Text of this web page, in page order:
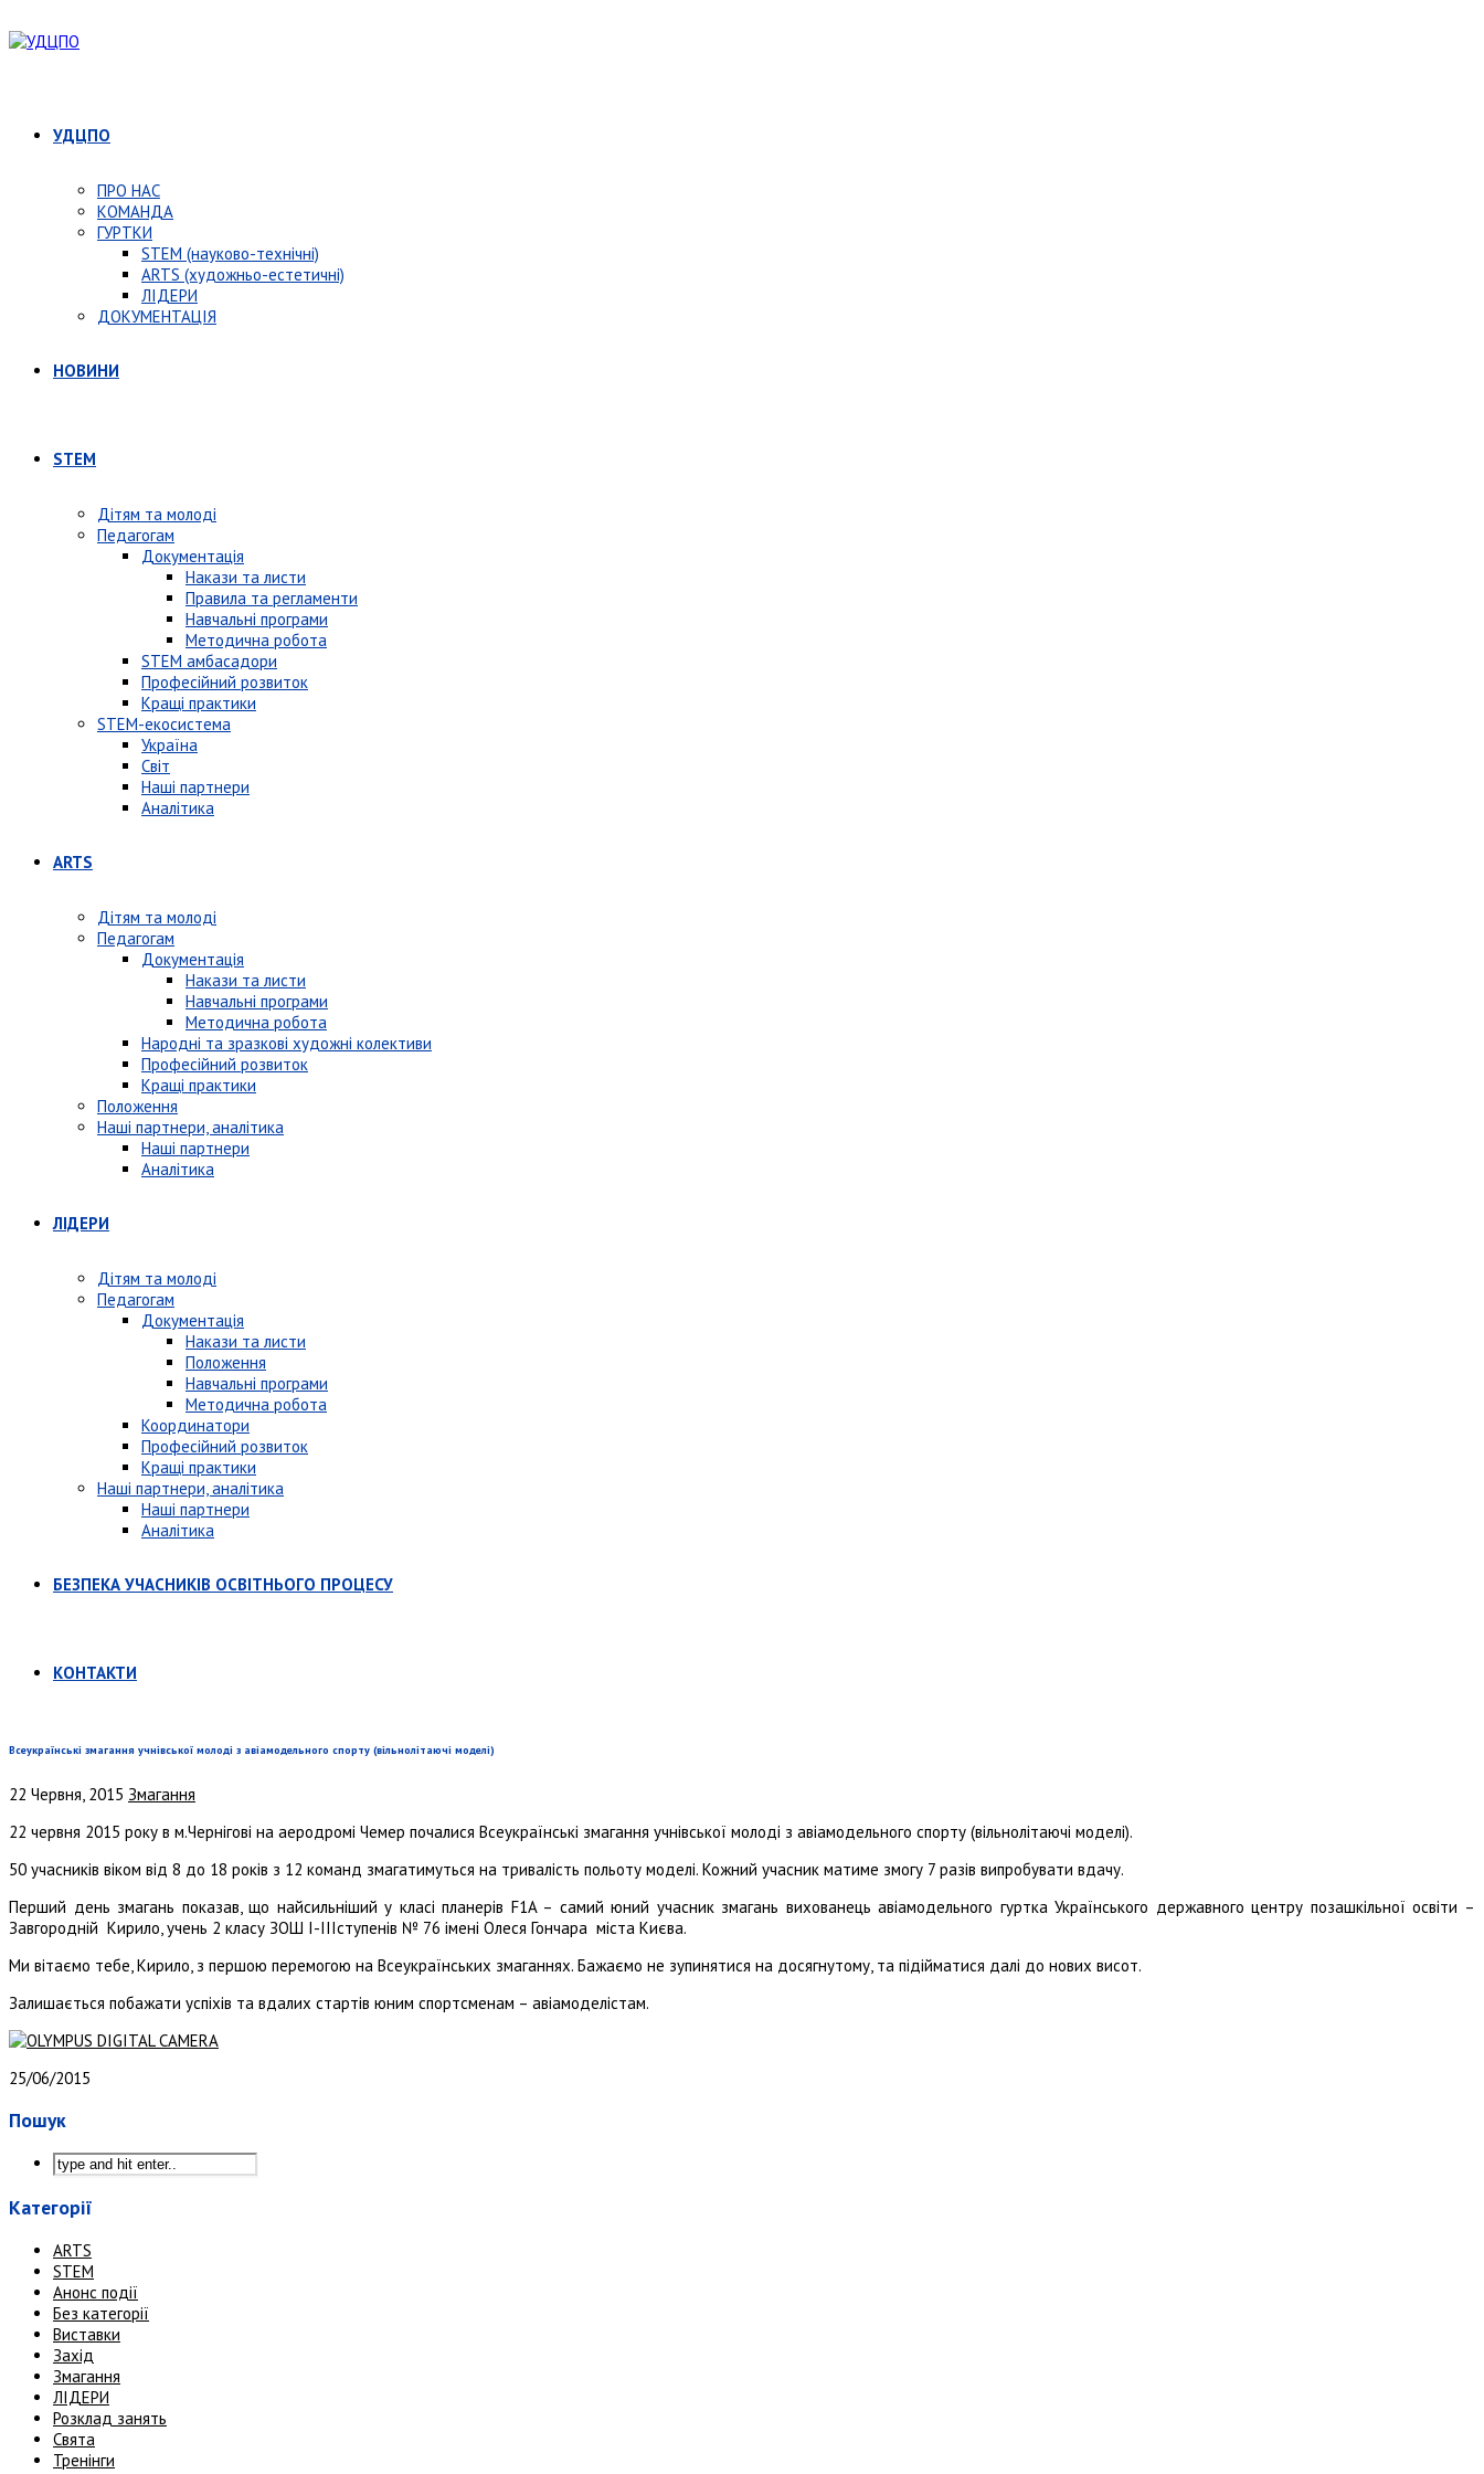
УДЦПО
ПРО НАС
КОМАНДА
ГУРТКИ
STEM (науково-технічні)
ARTS (художньо-естетичні)
ЛІДЕРИ
ДОКУМЕНТАЦІЯ
НОВИНИ
STEM
Дітям та молоді
Педагогам
Документація
Накази та листи
Правила та регламенти
Навчальні програми
Методична робота
STEM амбасадори
Професійний розвиток
Кращі практики
STEM-екосистема
Україна
Світ
Наші партнери
Аналітика
ARTS
Дітям та молоді
Педагогам
Документація
Накази та листи
Навчальні програми
Методична робота
Народні та зразкові художні колективи
Професійний розвиток
Кращі практики
Положення
Наші партнери, аналітика
Наші партнери
Аналітика
ЛІДЕРИ
Дітям та молоді
Педагогам
Документація
Накази та листи
Положення
Навчальні програми
Методична робота
Координатори
Професійний розвиток
Кращі практики
Наші партнери, аналітика
Наші партнери
Аналітика
БЕЗПЕКА УЧАСНИКІВ ОСВІТНЬОГО ПРОЦЕСУ
КОНТАКТИ
Всеукраїнські змагання учнівської молоді з авіамодельного спорту (вільнолітаючі моделі)
22 Червня, 2015 Змагання
22 червня 2015 року в м.Чернігові на аеродромі Чемер почалися Всеукраїнські змагання учнівської молоді з авіамодельного спорту (вільнолітаючі моделі).
50 учасників віком від 8 до 18 років з 12 команд змагатимуться на тривалість польоту моделі. Кожний учасник матиме змогу 7 разів випробувати вдачу.
Перший день змагань показав, що найсильніший у класі планерів F1A – самий юний учасник змагань вихованець авіамодельного гуртка Українського державного центру позашкільної освіти –
Завгородній Кирило, учень 2 класу ЗОШ I-IIIступенів № 76 імені Олеся Гончара міста Києва.
Ми вітаємо тебе, Кирило, з першою перемогою на Всеукраїнських змаганнях. Бажаємо не зупинятися на досягнутому, та підійматися далі до нових висот.
Залишається побажати успіхів та вдалих стартів юним спортсменам – авіамоделістам.
25/06/2015
Пошук
Категорії
ARTS
STEM
Анонс події
Без категорії
Виставки
Захід
Змагання
ЛІДЕРИ
Розклад занять
Свята
Тренінги